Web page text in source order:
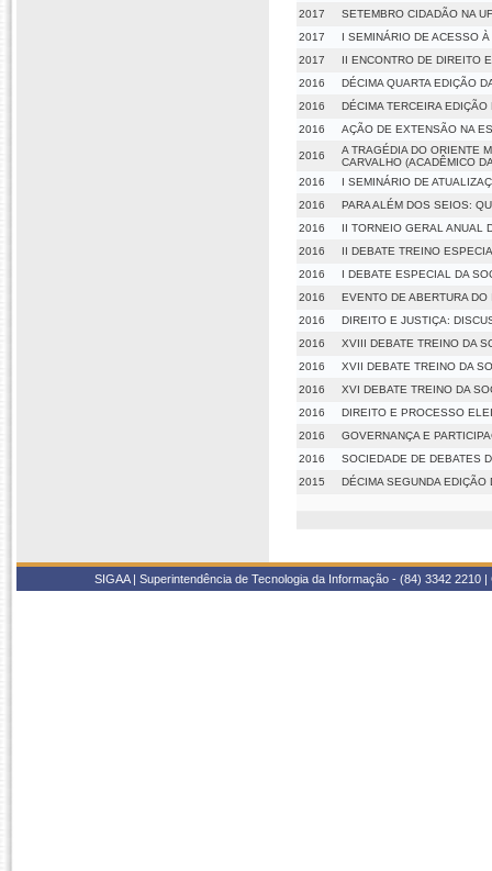
2017
SETEMBRO CIDADÃO NA
2017
I SEMINÁRIO DE ACESSO
2017
II ENCONTRO DE DIREITO
2016
DÉCIMA QUARTA EDIÇÃO
2016
DÉCIMA TERCEIRA EDIÇÃO
2016
AÇÃO DE EXTENSÃO NA
2016
A TRAGÉDIA DO ORIENTE
CARVALHO (ACADÊMICO
2016
I SEMINÁRIO DE
2016
PARA ALÉM DOS SEIOS:
2016
II TORNEIO GERAL ANUAL
2016
II DEBATE TREINO
2016
I DEBATE ESPECIAL DA
2016
EVENTO DE ABERTURA
2016
DIREITO E JUSTIÇA:
2016
XVIII DEBATE TREINO DA
2016
XVII DEBATE TREINO DA
2016
XVI DEBATE TREINO DA
2016
DIREITO E PROCESSO
2016
GOVERNANÇA E
2016
SOCIEDADE DE DEBATES
2015
DÉCIMA SEGUNDA EDIÇÃO
SIGAA | Superintendência de Tecnologia da Informação - (84) 3342